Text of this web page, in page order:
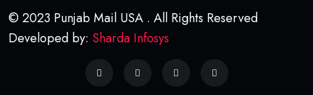
© 2023 Punjab Mail USA . All Rights Reserved
Developed by: Sharda Infosys